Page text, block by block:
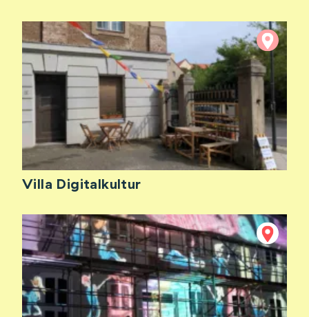
Villa Digitalkultur